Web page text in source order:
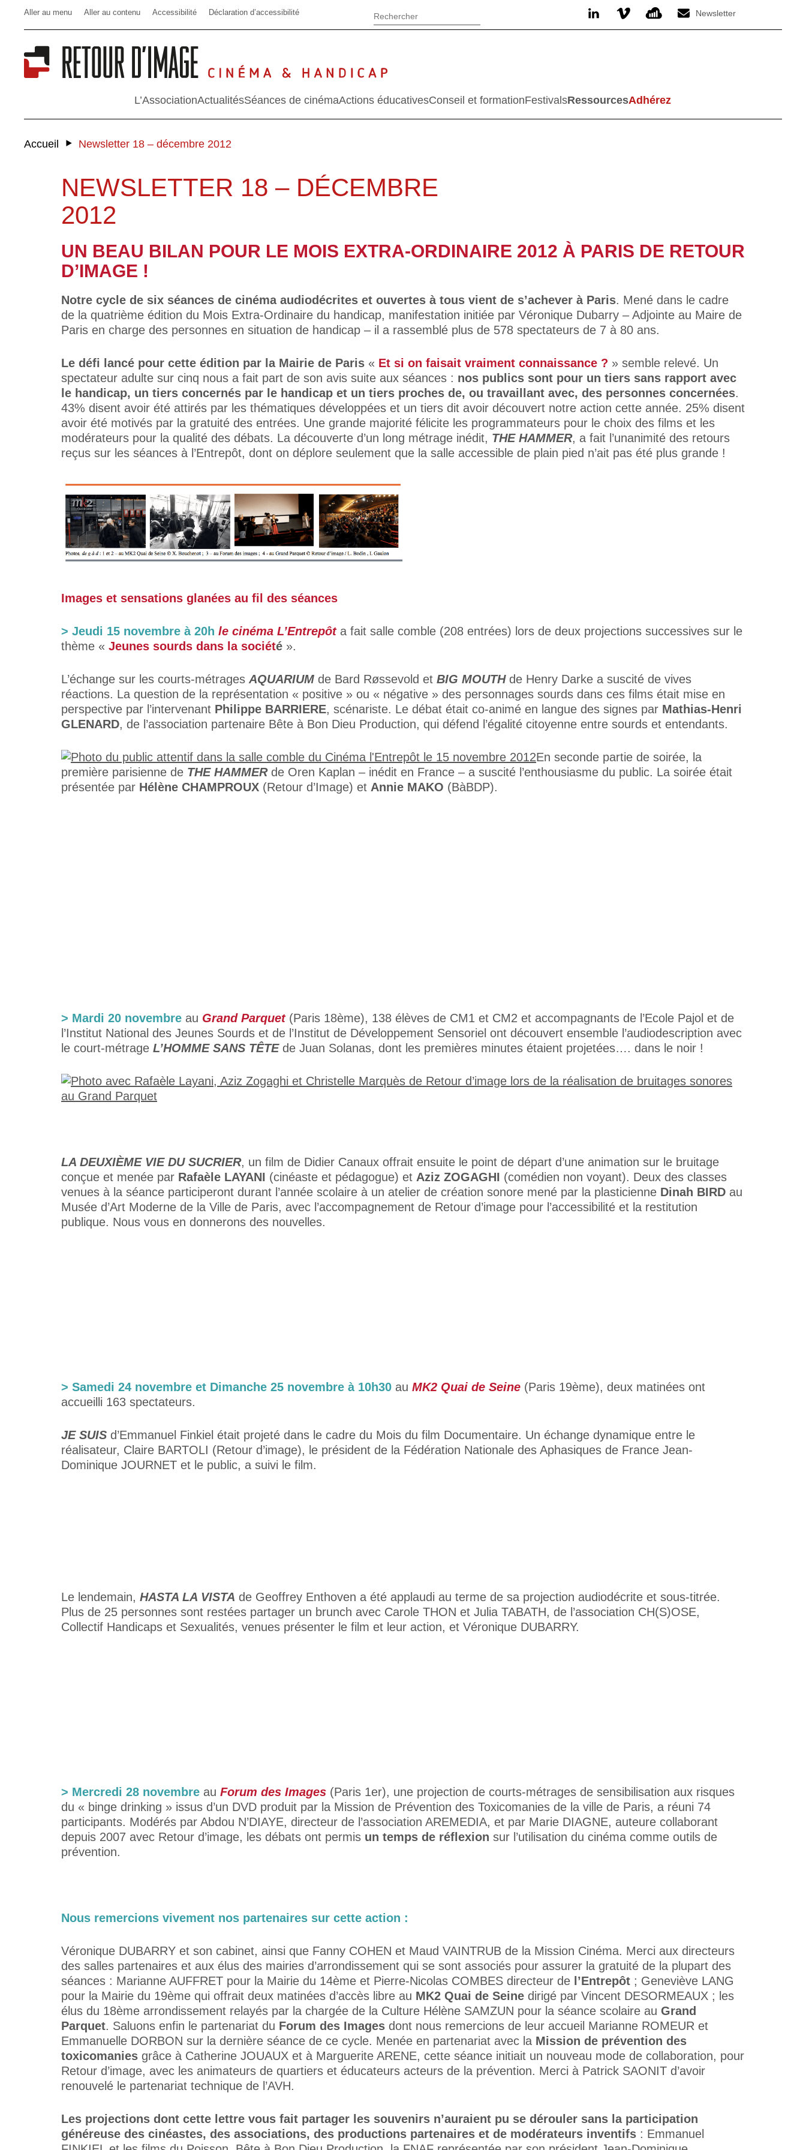
Aller au menu Aller au contenu Accessibilité Déclaration d’accessibilité Newsletter
L’AssociationActualitésSéances de cinémaActions éducativesConseil et formationFestivalsRessourcesAdhérez
Accueil ‣ Newsletter 18 – décembre 2012
NEWSLETTER 18 – DÉCEMBRE
2012
UN BEAU BILAN POUR LE MOIS EXTRA-ORDINAIRE 2012 À PARIS DE RETOUR
D’IMAGE !
Notre cycle de six séances de cinéma audiodécrites et ouvertes à tous vient de s’achever à Paris. Mené dans le cadre
de la quatrième édition du Mois Extra-Ordinaire du handicap, manifestation initiée par Véronique Dubarry – Adjointe au Maire de
Paris en charge des personnes en situation de handicap – il a rassemblé plus de 578 spectateurs de 7 à 80 ans.
Le défi lancé pour cette édition par la Mairie de Paris « Et si on faisait vraiment connaissance ? » semble relevé. Un
spectateur adulte sur cinq nous a fait part de son avis suite aux séances : nos publics sont pour un tiers sans rapport avec
le handicap, un tiers concernés par le handicap et un tiers proches de, ou travaillant avec, des personnes concernées.
43% disent avoir été attirés par les thématiques développées et un tiers dit avoir découvert notre action cette année. 25% disent
avoir été motivés par la gratuité des entrées. Une grande majorité félicite les programmateurs pour le choix des films et les
modérateurs pour la qualité des débats. La découverte d’un long métrage inédit, THE HAMMER, a fait l’unanimité des retours
reçus sur les séances à l’Entrepôt, dont on déplore seulement que la salle accessible de plain pied n’ait pas été plus grande !
Images et sensations glanées au fil des séances
> Jeudi 15 novembre à 20h le cinéma L’Entrepôta fait salle comble (208 entrées) lors de deux projections successives sur le
thème « Jeunes sourds dans la société ».
L’échange sur les courts-métrages AQUARIUM de Bard Røssevold et BIG MOUTHde Henry Darke a suscité de vives
réactions. La question de la représentation « positive » ou « négative » des personnages sourds dans ces films était mise en
perspective par l’intervenant Philippe BARRIERE, scénariste. Le débat était co-animé en langue des signes par Mathias-Henri
GLENARD, de l’association partenaire Bête à Bon Dieu Production, qui défend l’égalité citoyenne entre sourds et entendants.
En seconde partie de soirée, la
première parisienne de THE HAMMERde Oren Kaplan – inédit en France – a suscité l’enthousiasme du public. La soirée était
présentée par Hélène CHAMPROUX (Retour d’Image) et Annie MAKO (BàBDP).
> Mardi 20 novembre au Grand Parquet (Paris 18ème), 138 élèves de CM1 et CM2 et accompagnants de l’Ecole Pajol et de
l’Institut National des Jeunes Sourds et de l’Institut de Développement Sensoriel ont découvert ensemble l’audiodescription avec
le court-métrage L’HOMME SANS TÊTEde Juan Solanas, dont les premières minutes étaient projetées…. dans le noir !
LA DEUXIÈME VIE DU SUCRIER, un film de Didier Canaux offrait ensuite le point de départ d’une animation sur le bruitage
conçue et menée par Rafaèle LAYANI (cinéaste et pédagogue) et Aziz ZOGAGHI (comédien non voyant). Deux des classes
venues à la séance participeront durant l’année scolaire à un atelier de création sonore mené par la plasticienne Dinah BIRD au
Musée d’Art Moderne de la Ville de Paris, avec l’accompagnement de Retour d’image pour l’accessibilité et la restitution
publique. Nous vous en donnerons des nouvelles.
> Samedi 24 novembre et Dimanche 25 novembre à 10h30 au MK2 Quai de Seine (Paris 19ème), deux matinées ont
accueilli 163 spectateurs.
JE SUIS d’Emmanuel Finkiel était projeté dans le cadre du Mois du film Documentaire. Un échange dynamique entre le
réalisateur, Claire BARTOLI (Retour d’image), le président de la Fédération Nationale des Aphasiques de France Jean-
Dominique JOURNET et le public, a suivi le film.
Le lendemain, HASTA LA VISTA de Geoffrey Enthoven a été applaudi au terme de sa projection audiodécrite et sous-titrée.
Plus de 25 personnes sont restées partager un brunch avec Carole THON et Julia TABATH, de l’association CH(S)OSE,
Collectif Handicaps et Sexualités, venues présenter le film et leur action, et Véronique DUBARRY.
> Mercredi 28 novembre au Forum des Images (Paris 1er), une projection de courts-métrages de sensibilisation aux risques
du « binge drinking » issus d’un DVD produit par la Mission de Prévention des Toxicomanies de la ville de Paris, a réuni 74
participants. Modérés par Abdou N’DIAYE, directeur de l’association AREMEDIA, et par Marie DIAGNE, auteure collaborant
depuis 2007 avec Retour d’image, les débats ont permis un temps de réflexion sur l’utilisation du cinéma comme outils de
prévention.
Nous remercions vivement nos partenaires sur cette action :
Véronique DUBARRY et son cabinet, ainsi que Fanny COHEN et Maud VAINTRUB de la Mission Cinéma. Merci aux directeurs
des salles partenaires et aux élus des mairies d’arrondissement qui se sont associés pour assurer la gratuité de la plupart des
séances : Marianne AUFFRET pour la Mairie du 14ème et Pierre-Nicolas COMBES directeur de l’Entrepôt ; Geneviève LANG
pour la Mairie du 19ème qui offrait deux matinées d’accès libre au MK2 Quai de Seine dirigé par Vincent DESORMEAUX ; les
élus du 18ème arrondissement relayés par la chargée de la Culture Hélène SAMZUN pour la séance scolaire au Grand
Parquet. Saluons enfin le partenariat du Forum des Images dont nous remercions de leur accueil Marianne ROMEUR et
Emmanuelle DORBON sur la dernière séance de ce cycle. Menée en partenariat avec la Mission de prévention des
toxicomanies grâce à Catherine JOUAUX et à Marguerite ARENE, cette séance initiait un nouveau mode de collaboration, pour
Retour d’image, avec les animateurs de quartiers et éducateurs acteurs de la prévention. Merci à Patrick SAONIT d’avoir
renouvelé le partenariat technique de l’AVH.
Les projections dont cette lettre vous fait partager les souvenirs n’auraient pu se dérouler sans la participation
généreuse des cinéastes, des associations, des productions partenaires et de modérateurs inventifs : Emmanuel